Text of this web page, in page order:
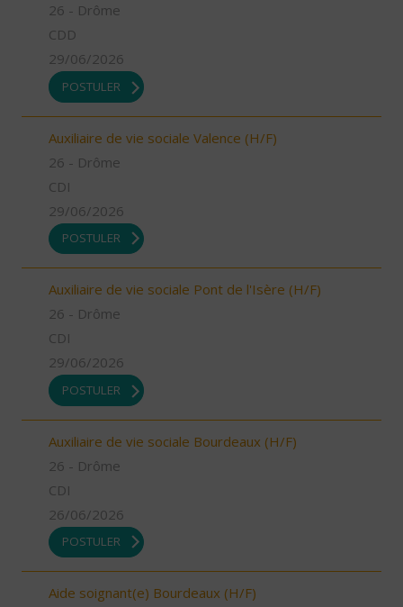
26 - Drôme
CDD
29/06/2026
POSTULER
Auxiliaire de vie sociale Valence (H/F)
26 - Drôme
CDI
29/06/2026
POSTULER
Auxiliaire de vie sociale Pont de l'Isère (H/F)
26 - Drôme
CDI
29/06/2026
POSTULER
Auxiliaire de vie sociale Bourdeaux (H/F)
26 - Drôme
CDI
26/06/2026
POSTULER
Aide soignant(e) Bourdeaux (H/F)